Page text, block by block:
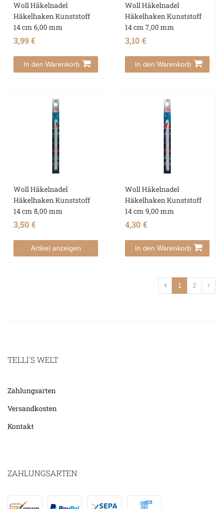
Woll Häkelnadel
Häkelhaken Kunststoff
14 cm 6,00 mm
3,99 €
In den Warenkorb
Woll Häkelnadel
Häkelhaken Kunststoff
14 cm 7,00 mm
3,10 €
In den Warenkorb
Woll Häkelnadel
Häkelhaken Kunststoff
14 cm 8,00 mm
3,50 €
Artikel anzeigen
Woll Häkelnadel
Häkelhaken Kunststoff
14 cm 9,00 mm
4,30 €
In den Warenkorb
1 2
TELLI´S WELT
Zahlungsarten
Versandkosten
Kontakt
ZAHLUNGSARTEN